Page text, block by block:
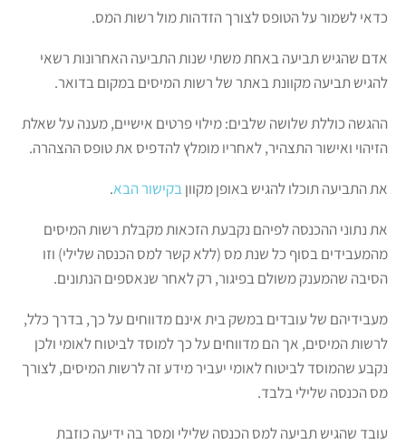
כדאי לשמור על הטופס לצורך הזדהות מול רשות המס.
אדם שהגיש תביעה באחת משתי שנות התביעה האחרונות רשאי
להגיש תביעה מקוונת באתר של רשות המיסים במקום בדואר.
ההגשה כוללת שלושה שלבים: מילוי פרטים אישיים, מענה על שאלת
הזיהוי ואישור התצהיר, לאחריו מומלץ להדפיס את טופס ההצהרה.
את התביעה תוכלו להגיש באופן מקווןבקישור הבא.
את נתוני ההכנסה לפיהם נקבעת הזכאות מקבלת רשות המיסים
מהמעבידים בסוף כל שנת מס (ללא קשר למס הכנסה שלילי) וזו
הסיבה שהמענק משולם בפיגור, רק לאחר שנאספים הנתונים.
מעבידיהם של עובדים במשק בית אינם מדווחים על כך, בדרך כלל,
לרשות המיסים, אך הם מדווחים על כך למוסד לביטוח לאומי ולכן
נקבע שהמוסד לביטוח לאומי יעביר מידע זה לרשות המיסים, לצורך
מס הכנסה שלילי בלבד.
עובד שהגיש תביעה למס הכנסה שלילי ומסר בה ידיעה כוזבת